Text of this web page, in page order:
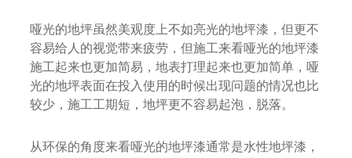
哑光的地坪虽然美观度上不如亮光的地坪漆，但更不
容易给人的视觉带来疲劳，但施工来看哑光的地坪漆
施工起来也更加简易，地表打理起来也更加简单，哑
光的地坪表面在投入使用的时候出现问题的情况也比
较少，施工工期短，地坪更不容易起泡，脱落。
从环保的角度来看哑光的地坪漆通常是水性地坪漆，